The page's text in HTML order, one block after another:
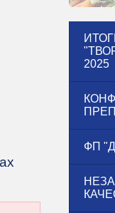
2025
ФП